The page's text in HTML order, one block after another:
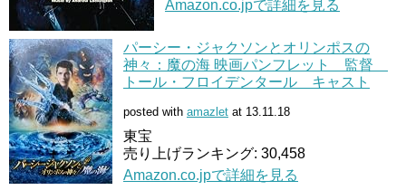
Amazon.co.jpで詳細を見る
パーシー・ジャクソンとオリンポスの
神々：魔の海 映画パンフレット 監督
トール・フロイデンタール キャスト
posted with amazlet at 13.11.18
東宝
売り上げランキング: 30,458
Amazon.co.jpで詳細を見る